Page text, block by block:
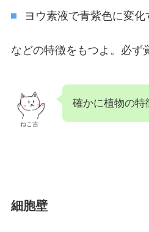
ヨウ素液で青紫色に変化
などの特徴をもつよ。必ず
ねこ吉
確かに植物の特
細胞壁